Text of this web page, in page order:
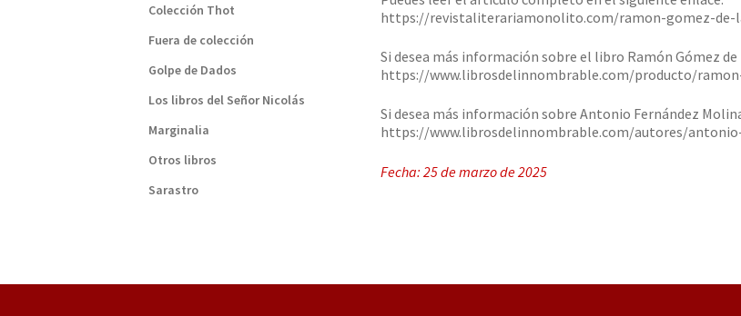
https://revistaliterariamonolito.com/ramon-gomez-
Si desea más información sobre el libro Ramón Gómez de
https://www.librosdelinnombrable.com/producto/
Si desea más información sobre Antonio Fernández
https://www.librosdelinnombrable.com/autores/
Fecha: 25 de marzo de 2025
Colección Thot
Fuera de colección
Golpe de Dados
Los libros del Señor Nicolás
Marginalia
Otros libros
Sarastro